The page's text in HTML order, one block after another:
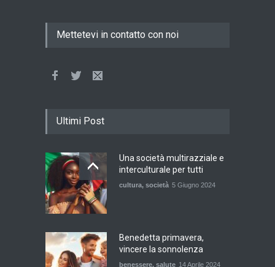
Mettetevi in contatto con noi
Ultimi Post
Una società multirazziale e
interculturale per tutti
cultura, società 5 Giugno 2024
Benedetta primavera,
vincere la sonnolenza
benessere, salute 14 Aprile 2024